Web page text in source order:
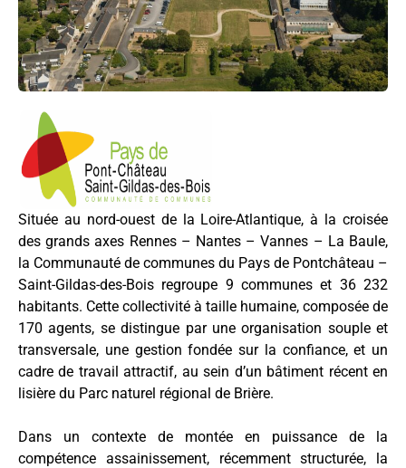
Située au nord-ouest de la Loire-Atlantique, à la croisée
des grands axes Rennes – Nantes – Vannes – La Baule,
la Communauté de communes du Pays de Pontchâteau –
Saint-Gildas-des-Bois regroupe 9 communes et 36 232
habitants. Cette collectivité à taille humaine, composée de
170 agents, se distingue par une organisation souple et
transversale, une gestion fondée sur la confiance, et un
cadre de travail attractif, au sein d’un bâtiment récent en
lisière du Parc naturel régional de Brière.
Dans un contexte de montée en puissance de la
compétence assainissement, récemment structurée, la